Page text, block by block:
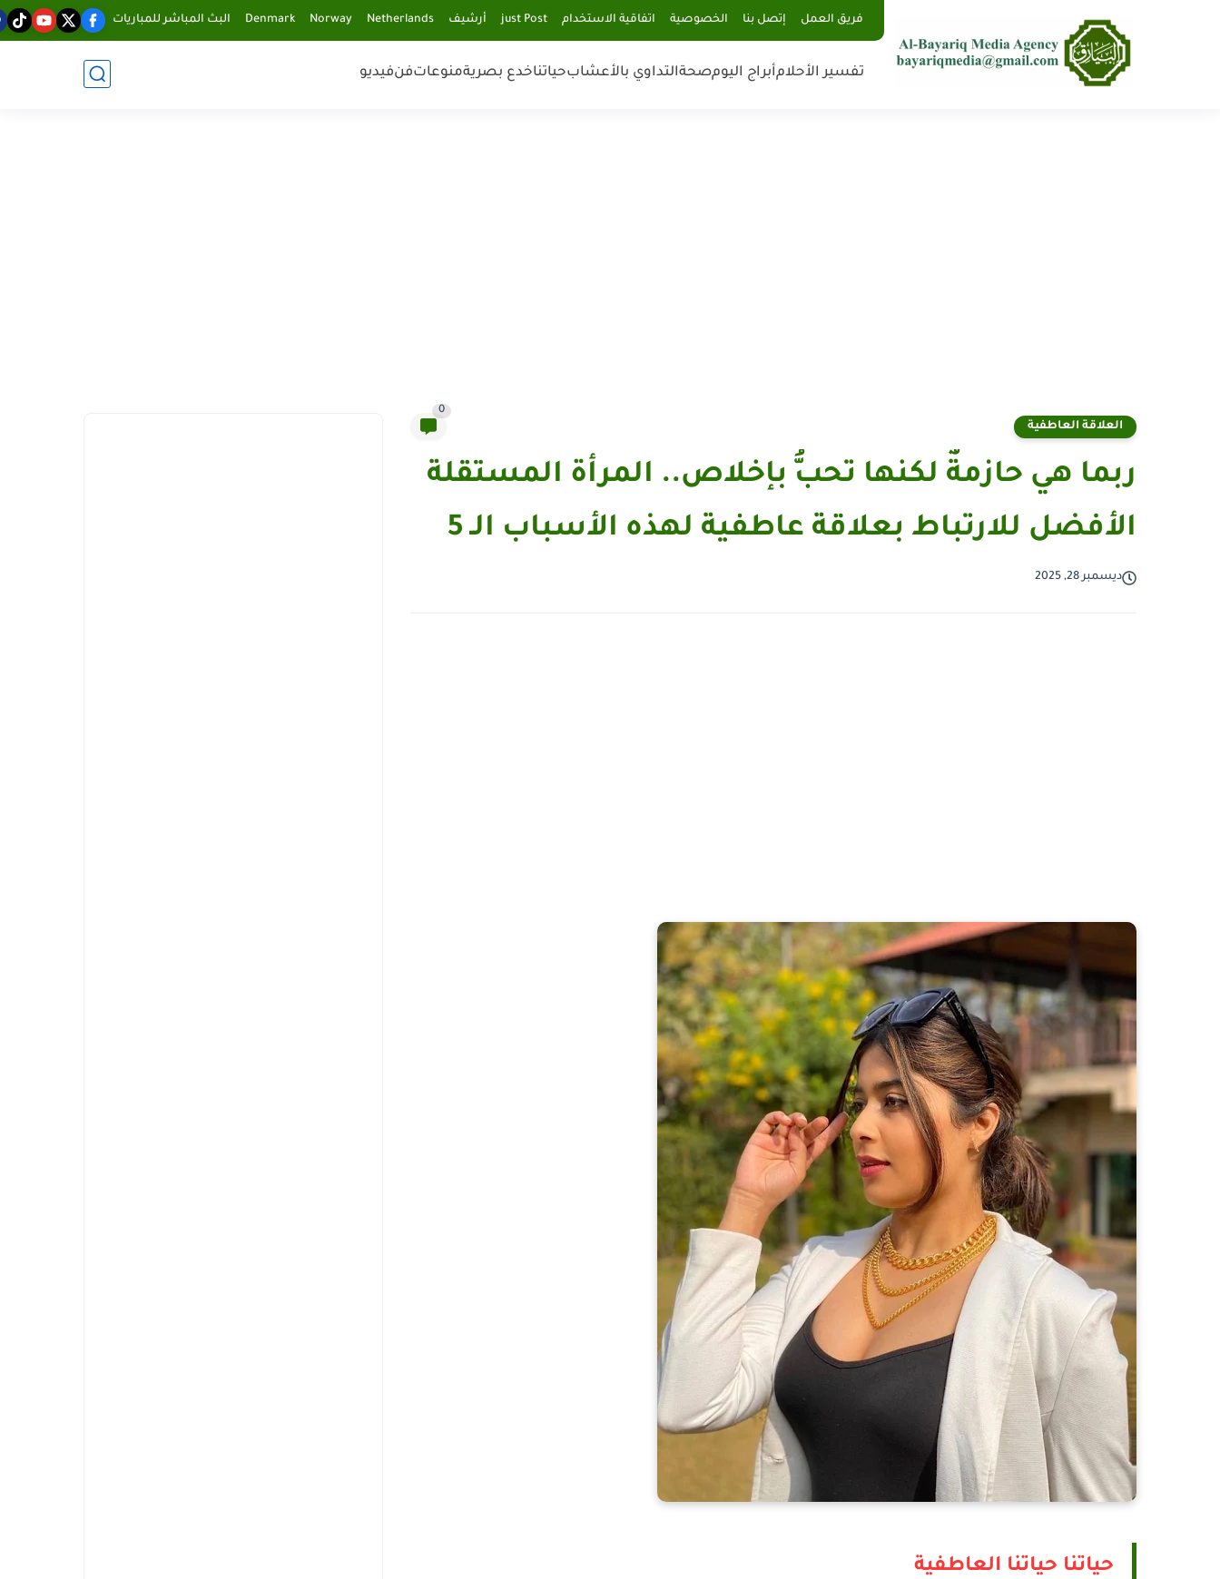
فريق العمل إتصل بنا الخصوصية اتفاقية الاستخدام just Post أرشيف Netherlands
Norway
Denmark البث المباشر للمباريات
تفسير الأحلامأبراج اليومصحةالتداوي بالأعشابحياتناخدع بصريةمنوعاتفنفيديو
العلاقة العاطفية
0
ربما هي حازمةٌ لكنها تحبُّ بإخلاص.. المرأة المستقلة
الأفضل للارتباط بعلاقة عاطفية لهذه الأسباب الـ 5
ديسمبر 28, 2025
حياتنا حياتنا العاطفية